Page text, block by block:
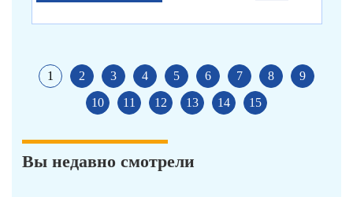
1 2 3 4 5 6 7 8
9
10
11 12 13 14 15
Вы недавно смотрели